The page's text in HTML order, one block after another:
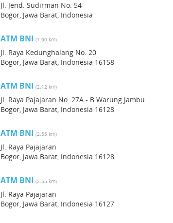
Jl. Jend. Sudirman No. 54
Bogor, Jawa Barat, Indonesia
ATM BNI (1.90 km)
Jl. Raya Kedunghalang No. 20
Bogor, Jawa Barat, Indonesia 16158
ATM BNI (2.12 km)
Jl. Raya Pajajaran No. 27A - B Warung Jambu
Bogor, Jawa Barat, Indonesia 16128
ATM BNI (2.55 km)
Jl. Raya Pajajaran
Bogor, Jawa Barat, Indonesia 16128
ATM BNI (2.55 km)
Jl. Raya Pajajaran
Bogor, Jawa Barat, Indonesia 16127